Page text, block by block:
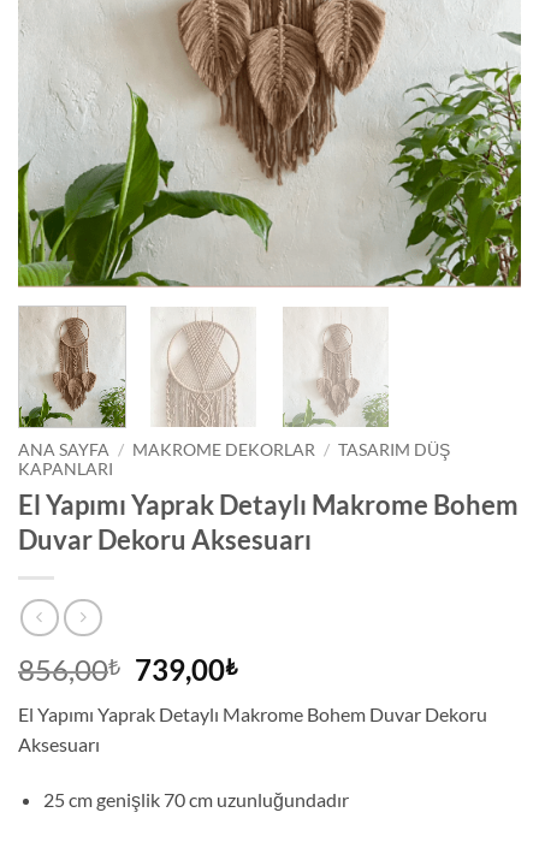
ANA SAYFA / MAKROME DEKORLAR / TASARIM DÜŞ
KAPANLARI
El Yapımı Yaprak Detaylı Makrome Bohem
Duvar Dekoru Aksesuarı
856,00₺ Orijinal
fiyat:
856,00₺.
739,00₺Şu
fiyat:
El Yapımı Yaprak Detaylı Makrome Bohem Duvar Dekoru
Aksesuarı
25 cm genişlik 70 cm uzunluğundadır